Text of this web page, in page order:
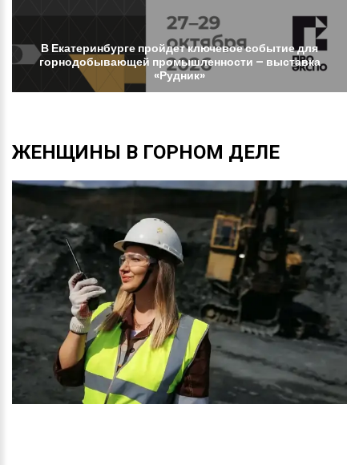
В Екатеринбурге пройдетключевоесобытиедля
горнодобывающей промышленности – выставка
«Рудник»
ЖЕНЩИНЫ В ГОРНОМ ДЕЛЕ